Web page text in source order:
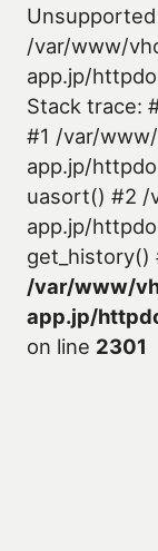
/var/www/
app.jp/
Stack trace:
#1 /var/
app.jp/
uasort() #2
app.jp/
get_history()
/var/www/
app.jp/
on line 2301